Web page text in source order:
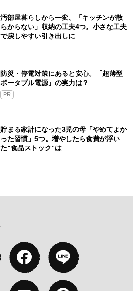
汚部屋暮らしから一変、「キッチンが散
らからない」収納の工夫4つ。小さな工夫
で戻しやすい引き出しに
防災・停電対策にあると安心。「超薄型
ポータブル電源」の実力は？​
PR
貯まる家計になった3児の母「やめてよか
った習慣」5つ。増やしたら食費が浮い
た“食品ストック”は